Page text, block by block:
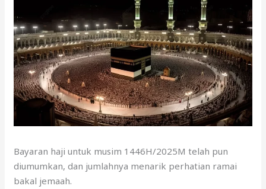
Bayaran haji untuk musim 1446H/2025M telah pun
diumumkan, dan jumlahnya menarik perhatian ramai
bakal jemaah.